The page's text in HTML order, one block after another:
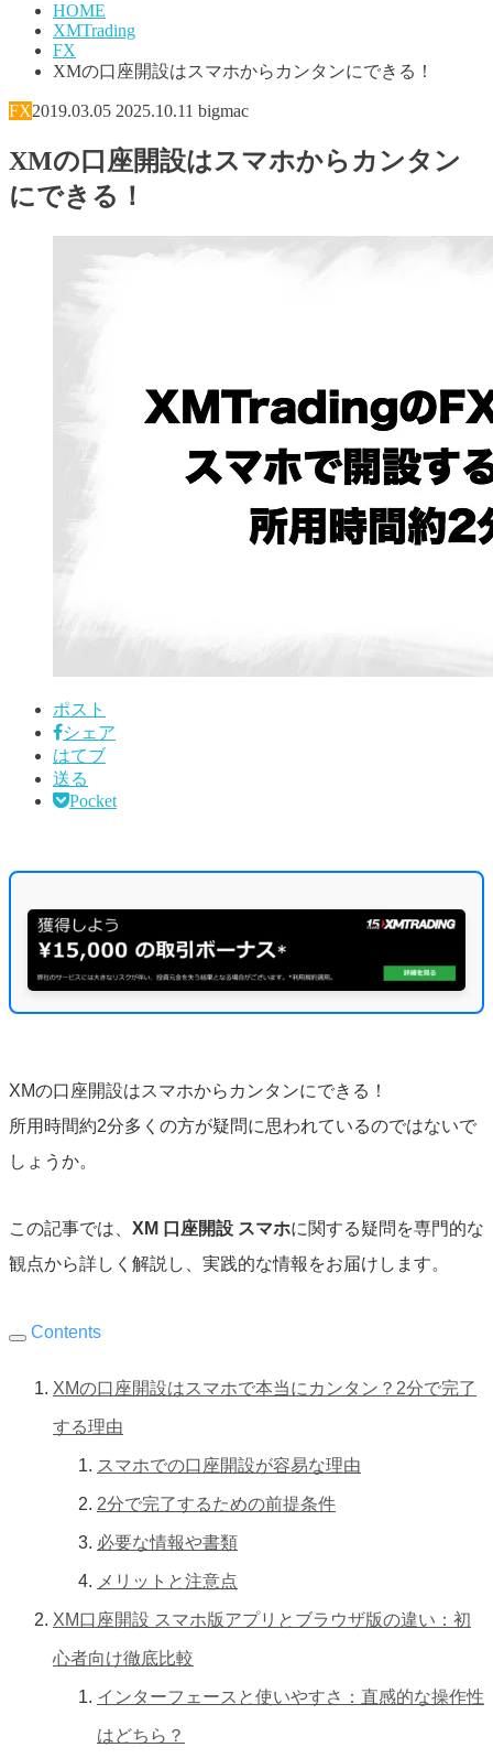
HOME
XMTrading
FX
XMの口座開設はスマホからカンタンにできる！
FX2019.03.05 2025.10.11 bigmac
XMの口座開設はスマホからカンタン
にできる！
ポスト
シェア
はてブ
送る
Pocket
XMの口座開設はスマホからカンタンにできる！
所用時間約2分多くの方が疑問に思われているのではないで
しょうか。
この記事では、 XM 口座開設 スマホに関する疑問を専門的な
観点から詳しく解説し、実践的な情報をお届けします。
Contents
XMの口座開設はスマホで本当にカンタン？2分で完了
する理由
スマホでの口座開設が容易な理由
2分で完了するための前提条件
必要な情報や書類
メリットと注意点
XM口座開設 スマホ版アプリとブラウザ版の違い：初
心者向け徹底比較
インターフェースと使いやすさ：直感的な操作性
はどちら？